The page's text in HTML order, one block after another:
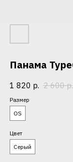
Панама
1 820 р. 2 600 р.
Размер
OS
Цвет
Серый